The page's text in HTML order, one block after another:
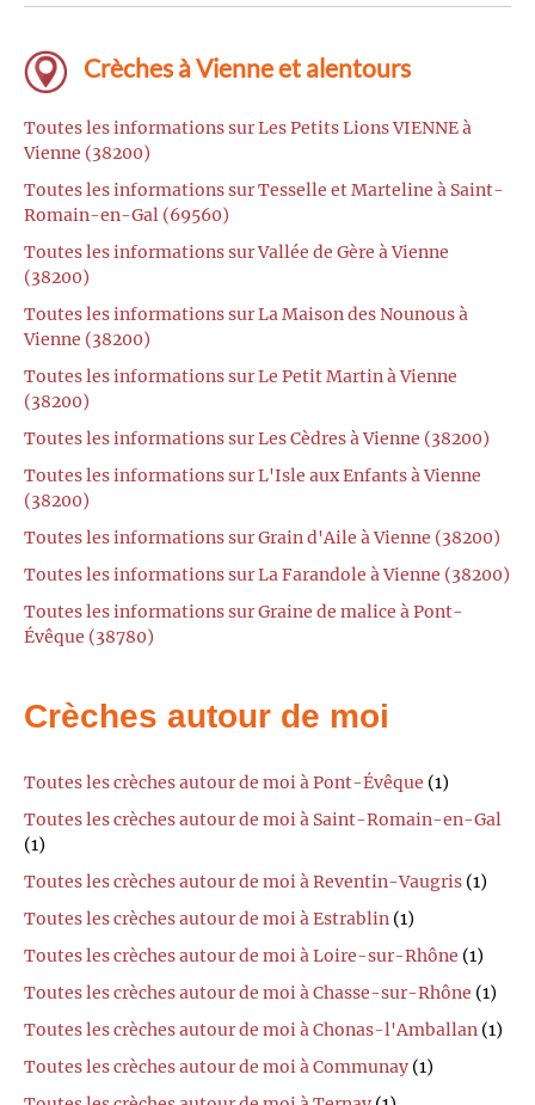
Crèches à Vienne et alentours
Toutes les informations sur Les Petits Lions VIENNE à
Vienne (38200)
Toutes les informations sur Tesselle et Marteline à Saint-
Romain-en-Gal (69560)
Toutes les informations sur Vallée de Gère à Vienne
(38200)
Toutes les informations sur La Maison des Nounous à
Vienne (38200)
Toutes les informations sur Le Petit Martin à Vienne
(38200)
Toutes les informations sur Les Cèdres à Vienne (38200)
Toutes les informations sur L'Isle aux Enfants à Vienne
(38200)
Toutes les informations sur Grain d'Aile à Vienne (38200)
Toutes les informations sur La Farandole à Vienne (38200)
Toutes les informations sur Graine de malice à Pont-
Évêque (38780)
Crèches autour de moi
Toutes les crèches autour de moi à Pont-Évêque (1)
Toutes les crèches autour de moi à Saint-Romain-en-Gal
(1)
Toutes les crèches autour de moi à Reventin-Vaugris (1)
Toutes les crèches autour de moi à Estrablin (1)
Toutes les crèches autour de moi à Loire-sur-Rhône (1)
Toutes les crèches autour de moi à Chasse-sur-Rhône (1)
Toutes les crèches autour de moi à Chonas-l'Amballan (1)
Toutes les crèches autour de moi à Communay (1)